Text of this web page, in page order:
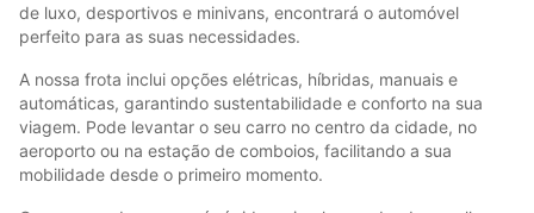
de luxo, desportivos e minivans, encontrará o automóvel
perfeito para as suas necessidades.
A nossa frota inclui opções elétricas, híbridas, manuais e
automáticas, garantindo sustentabilidade e conforto na sua
viagem. Pode levantar o seu carro no centro da cidade, no
aeroporto ou na estação de comboios, facilitando a sua
mobilidade desde o primeiro momento.